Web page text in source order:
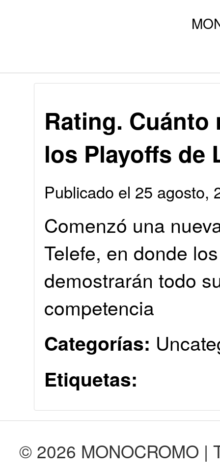
Rating.
los Playoffs de
Publicado el 25 agosto,
Comenzó una
Telefe, en donde
demostrarán todo
competencia
Categorías:
Etiquetas:
© 2026 MONOCROMO |